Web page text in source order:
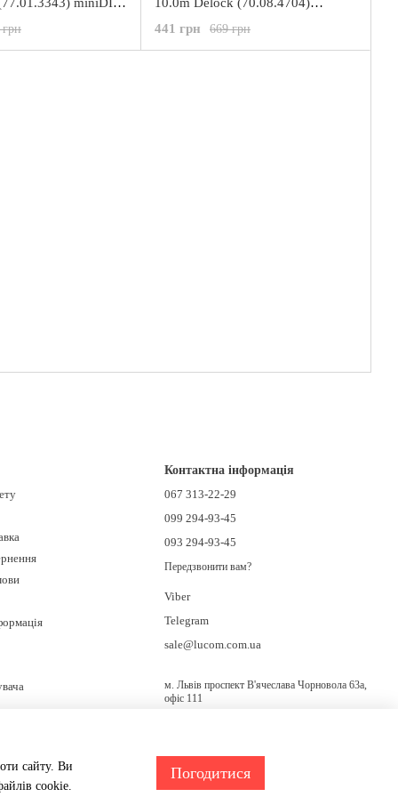
грн 669 грн
441 грн
Контактна інформація
067 313-22-29
099 294-93-45
093 294-93-45
Передзвонити вам?
Viber
Telegram
sale@lucom.com.ua
м. Львів проспект В'ячеслава Чорновола 63а,
офіс 111
сайту. Ви
cookie.
Погодитися